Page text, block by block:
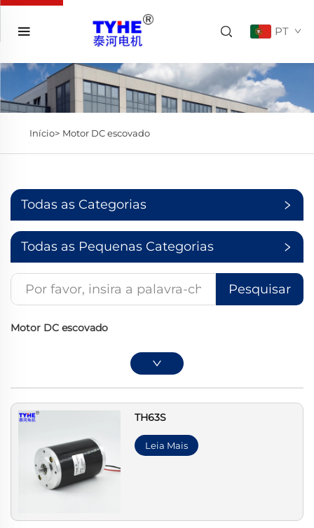
PT
Início> Motor DC escovado
Todas as Categorias
Todas as Pequenas Categorias
Pesquisar
Motor DC escovado
TH63S
Leia Mais